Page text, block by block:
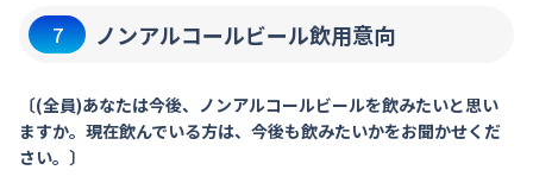
7 ノンアルコールビール飲用意向
〔(全員)あなたは今後、ノンアルコールビールを飲みたいと思い
ますか。現在飲んでいる方は、今後も飲みたいかをお聞かせくだ
さい。〕